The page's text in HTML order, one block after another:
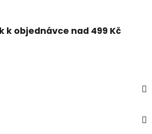
k objednávce nad 499 Kč